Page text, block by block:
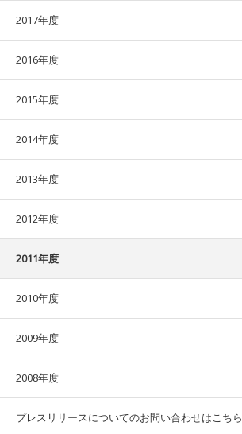
2017年度
2016年度
2015年度
2014年度
2013年度
2012年度
2011年度
2010年度
2009年度
2008年度
プレスリリースについてのお問い合わせはこちら